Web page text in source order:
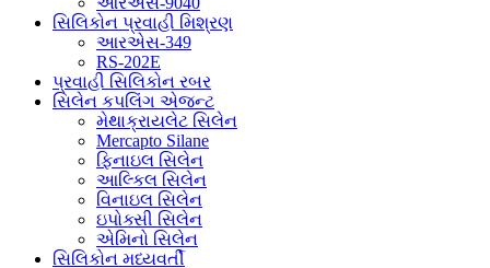
સિલિકોન પ્રવાહી મિશ્રણ
આરએસ-349
RS-202E
પ્રવાહી સિલિકોન રબર
સિલેન કપલિંગ એજન્ટ
મેથાક્રાયલેટ સિલેન
Mercapto Silane
ફિનાઇલ સિલેન
આલ્કિલ સિલેન
વિનાઇલ સિલેન
ઇપોક્સી સિલેન
એમિનો સિલેન
સિલિકોન મધ્યવર્તી